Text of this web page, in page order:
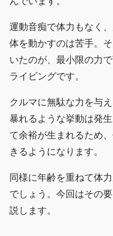
運動音痴で体力もなく
体を動かすのは苦手。
いたのが、最小限の力
ライビングです。
クルマに無駄な力を与
暴れるような挙動は発
て余裕が生まれるため
きるようになります。
同様に年齢を重ねて体
でしょう。今回はその
説します。